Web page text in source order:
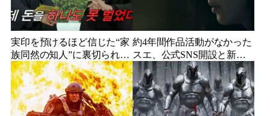
実印を預けるほど信じた“家
族同然の知人”に裏切られ
た…収益9対1、10年間の奴
隷契約で人生が一変
約4年間作品活動がなかった
スエ、公式SNS開設と新ビ
ジュアル公開で復帰説が急
浮上